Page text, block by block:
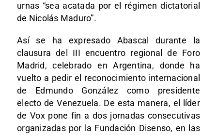
urnas “sea acatada por el régimen dictatorial
de Nicolás Maduro”.
Así se ha expresado Abascal durante la
clausura del III encuentro regional de Foro
Madrid, celebrado en Argentina, donde ha
vuelto a pedir el reconocimiento internacional
de Edmundo González como presidente
electo de Venezuela. De esta manera, el líder
de Vox pone fin a dos jornadas consecutivas
organizadas por la Fundación Disenso, en las